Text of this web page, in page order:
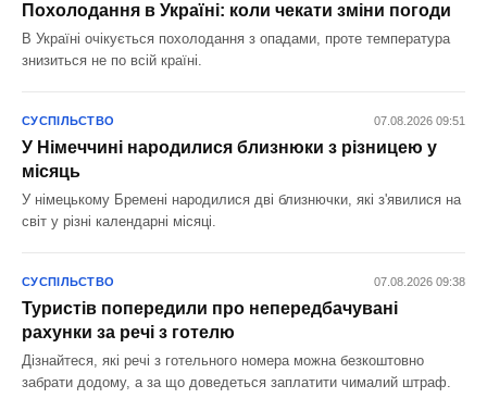
Похолодання в Україні: коли чекати зміни погоди
В Україні очікується похолодання з опадами, проте температура
знизиться не по всій країні.
СУСПІЛЬСТВО 07.08.2026 09:51
У Німеччині народилися близнюки з різницею у
місяць
У німецькому Бремені народилися дві близнючки, які з'явилися на
світ у різні календарні місяці.
СУСПІЛЬСТВО 07.08.2026 09:38
Туристів попередили про непередбачувані
рахунки за речі з готелю
Дізнайтеся, які речі з готельного номера можна безкоштовно
забрати додому, а за що доведеться заплатити чималий штраф.